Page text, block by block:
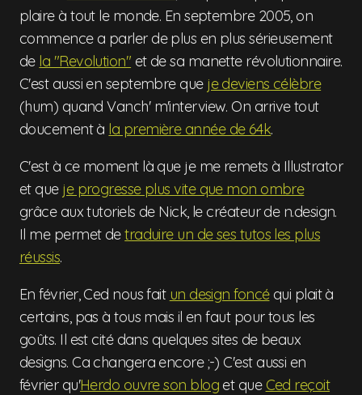
plaire à tout le monde. En septembre 2005, on
commence a parler de plus en plus sérieusement
de la "Revolution" et de sa manette révolutionnaire.
C'est aussi en septembre que je deviens célèbre
(hum) quand Vanch' m'interview. On arrive tout
doucement à la première année de 64k.
C'est à ce moment là que je me remets à Illustrator
et que je progresse plus vite que mon ombre
grâce aux tutoriels de Nick, le créateur de n.design.
Il me permet detraduire un de ses tutos les plus
réussis.
En février, Ced nous fait un design foncéqui plait à
certains, pas à tous mais il en faut pour tous les
goûts. Il est cité dans quelques sites de beaux
designs. Ca changera encore ;-) C'est aussi en
février qu'Herdo ouvre son bloget que Ced reçoit